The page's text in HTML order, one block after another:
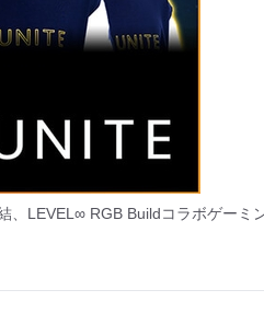
、LEVEL∞ RGB Buildコラボゲーミ